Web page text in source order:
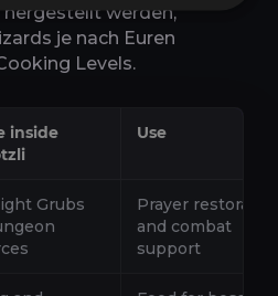
hergestellt werden,
je nach Euren
Levels.
inside
Use
Grubs
Prayer
and combat
support